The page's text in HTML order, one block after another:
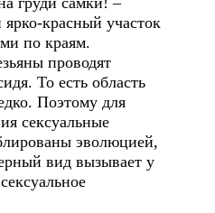
красный участок
по краям.
проводят
То есть область
Поэтому для
сексуальные
эволюцией,
вид вызывает у